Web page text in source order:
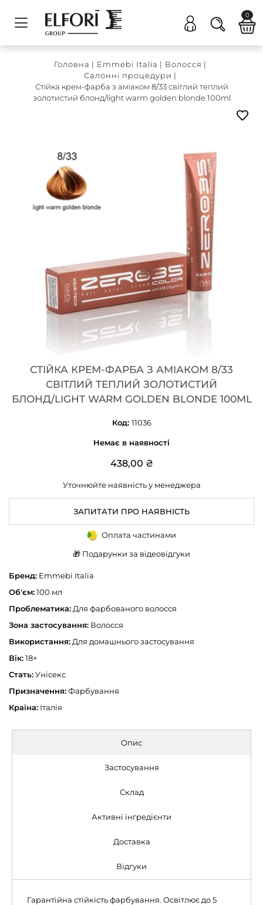
0
Головна | Emmebi Italia | Волосся |
Салонні процедури |
Стійка крем-фарба з аміаком 8/33 світлий теплий
золотистий блонд/light warm golden blonde 100ml
СТІЙКА КРЕМ-ФАРБА З АМІАКОМ 8/33
СВІТЛИЙ ТЕПЛИЙ ЗОЛОТИСТИЙ
БЛОНД/LIGHT WARM GOLDEN BLONDE 100ML
Код: 11036
Немає в наявності
438,00 ₴
Уточнюйте наявність у менеджера
ЗАПИТАТИ ПРО НАЯВНІСТЬ
Оплата частинами
🎁 Подарунки за відеовідгуки
Бренд: Emmebi Italia
Об'єм:100 мл
Проблематика: Для фарбованого волосся
Зона застосування: Волосся
Використання: Для домашнього застосування
Вік:18+
Стать:Унісекс
Призначення:Фарбування
Країна: Італія
Опис
Застосування
Склад
Активні інгредієнти
Доставка
Відгуки
Гарантійна стійкість фарбування. Освітлює до 5